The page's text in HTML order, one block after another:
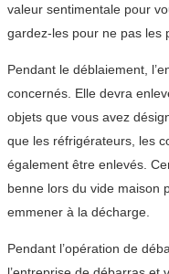
valeur sentimentale pour
gardez-les pour ne pas les
Pendant le déblaiement,
concernés. Elle devra
objets que vous avez
que les réfrigérateurs, les
également être enlevés.
benne lors du vide maison
emmener à la décharge.
Pendant l’opération de